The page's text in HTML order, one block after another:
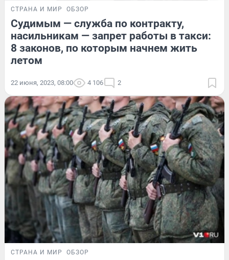
СТРАНА И МИР ОБЗОР
Судимым — служба по контракту,
насильникам — запрет работы в такси:
8 законов, по которым начнем жить
летом
22 июня, 2023, 08:00 4 106 2
СТРАНА И МИР ОБЗОР